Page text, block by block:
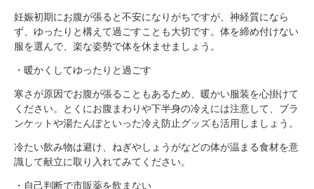
妊娠初期にお腹が張ると不安になりがちですが、神経質になら
ず、ゆったりと構えて過ごすことも大切です。体を締め付けない
服を選んで、楽な姿勢で体を休ませましょう。
・暖かくしてゆったりと過ごす
寒さが原因でお腹が張ることもあるため、暖かい服装を心掛けて
ください。とくにお腹まわりや下半身の冷えには注意して、ブラ
ンケットや湯たんぽといった冷え防止グッズも活用しましょう。
冷たい飲み物は避け、ねぎやしょうがなどの体が温まる食材を意
識して献立に取り入れてみてください。
・自己判断で市販薬を飲まない